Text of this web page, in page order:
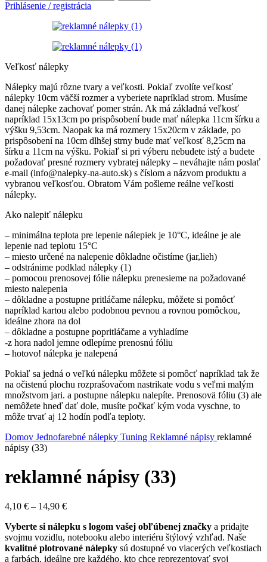
Prihlásenie / registrácia
Veľkosť nálepky
Nálepky majú rôzne tvary a veľkosti. Pokiaľ zvolíte veľkosť
nálepky 10cm väčší rozmer a vyberiete napríklad strom. Musíme
danej nálepke zachovať pomer strán. Ak má základná veľkosť
napríklad 15x13cm po prispôsobení bude mať nálepka 11cm šírku a
výšku 9,53cm. Naopak ka má rozmery 15x20cm v základe, po
prispôsobení na 10cm dlhšej strny bude mať veľkosť 8,25cm na
šírku a 11cm na výšku. Pokiaľ si pri výberu nebudete istý a budete
požadovať presné rozmery vybratej nálepky – neváhajte nám poslať
e-mail (info@nalepky-na-auto.sk) s číslom a názvom produktu a
vybranou veľkosťou. Obratom Vám pošleme reálne veľkosti
nálepky.
Ako nalepiť nálepku
– minimálna teplota pre lepenie nálepiek je 10°C, ideálne je ale
lepenie nad teplotu 15°C
– miesto určené na nalepenie dôkladne očistíme (jar,lieh)
– odstránime podklad nálepky (1)
– pomocou prenosovej fólie nálepku prenesieme na požadované
miesto nalepenia
– dôkladne a postupne pritláčame nálepku, môžete si pomôcť
napríklad kartou alebo podobnou pevnou a rovnou pomôckou,
ideálne zhora na dol
– dôkladne a postupne popritláčame a vyhladíme
-z hora nadol jemne odlepíme prenosnú fóliu
– hotovo! nálepka je nalepená
Pokiaľ sa jedná o veľkú nálepku môžete si pomôcť napríklad tak že
na očistenú plochu rozprašovačom nastrikate vodu s veľmi malým
množstvom jari. a postupne nálepku nalepíte. Prenosovä fóliu (3) ale
nemôžete hneď dať dole, musíte počkať kým voda vyschne, to
môže trvať aj 12 hodín podľa teploty.
Domov Jednofarebné nálepky Tuning Reklamné nápisy reklamné
nápisy (33)
reklamné nápisy (33)
4,10 € – 14,90 €Price
4,10 €
through
14,90 €
Vyberte si nálepku s logom vašej obľúbenej značky a pridajte
svojmu vozidlu, notebooku alebo interiéru štýlový vzhľad. Naše
kvalitné plotrované nálepky sú dostupné vo viacerých veľkostiach
a farbách, ideálne pre každého, kto chce reprezentovať svoj